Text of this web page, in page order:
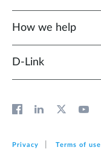
How we help
D‑Link
Privacy Terms of use